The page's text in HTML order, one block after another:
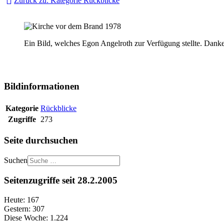
Ein Bild, welches Egon Angelroth zur Verfügung stellte.
Bildinformationen
Kategorie Rückblicke
Zugriffe 273
Seite durchsuchen
Suchen
Seitenzugriffe seit 28.2.2005
Heute: 167
Gestern: 307
Diese Woche: 1.224